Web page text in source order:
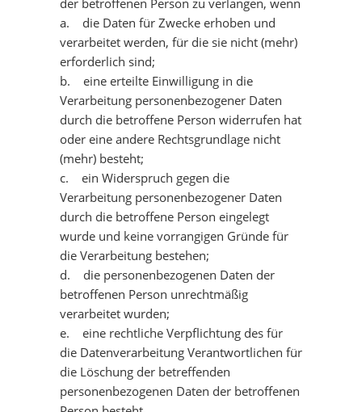
der betroffenen Person zu verlangen, wenn
a. die Daten für Zwecke erhoben und
verarbeitet werden, für die sie nicht (mehr)
erforderlich sind;
b. eine erteilte Einwilligung in die
Verarbeitung personenbezogener Daten
durch die betroffene Person widerrufen hat
oder eine andere Rechtsgrundlage nicht
(mehr) besteht;
c. ein Widerspruch gegen die
Verarbeitung personenbezogener Daten
durch die betroffene Person eingelegt
wurde und keine vorrangigen Gründe für
die Verarbeitung bestehen;
d. die personenbezogenen Daten der
betroffenen Person unrechtmäßig
verarbeitet wurden;
e. eine rechtliche Verpflichtung des für
die Datenverarbeitung Verantwortlichen für
die Löschung der betreffenden
personenbezogenen Daten der betroffenen